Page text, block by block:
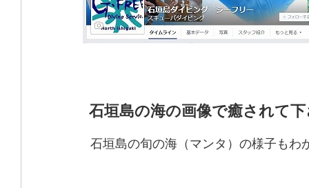
石垣島の海の画像で癒されて
石垣島の旬の海（マンタ）の様子もわ